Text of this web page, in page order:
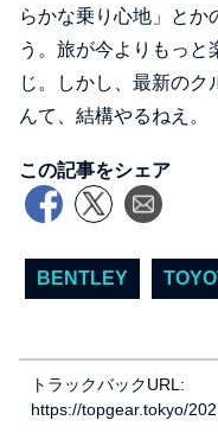
らかな乗り心地」とか
う。旅が今よりもっ
じ。しかし、最新のク
んて、結構やるねえ。
この記事をシェア
BENTLEY
トラックバックURL:
https://topgear.tokyo/